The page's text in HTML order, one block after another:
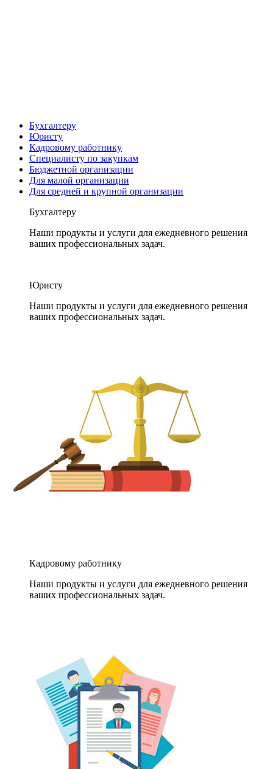
Бухгалтеру
Юристу
Кадровому работнику
Специалисту по закупкам
Бюджетной организации
Для малой организации
Для средней и крупной организации
Бухгалтеру
Наши продукты и услуги для ежедневного решения
ваших профессиональных задач.
Юристу
Наши продукты и услуги для ежедневного решения
ваших профессиональных задач.
Кадровому работнику
Наши продукты и услуги для ежедневного решения
ваших профессиональных задач.